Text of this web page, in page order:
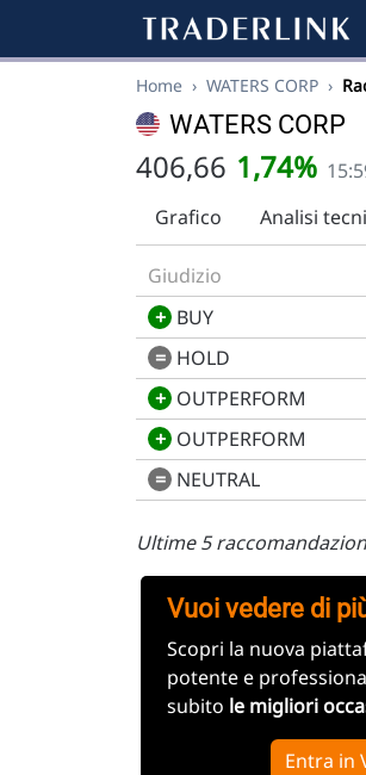
Home › WATERS CORP ›
WATERS CORP
406,66 1,74%
Grafico
Analisi
Giudizio
+ BUY
= HOLD
+ OUTPERFORM
+ OUTPERFORM
= NEUTRAL
Ultime 5
Vuoi vedere di
Scopri la nuova
potente e
subito le migliori
Entra in